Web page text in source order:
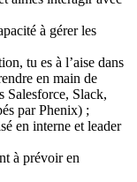
à gérer les
tu es à l’aise dans
en main de
Salesforce, Slack,
par Phenix) ;
en interne et leader
à prévoir en